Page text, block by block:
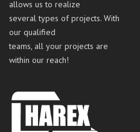
allows us to realize
several types of projects. With
our qualified
teams, all your projects are
within our reach!